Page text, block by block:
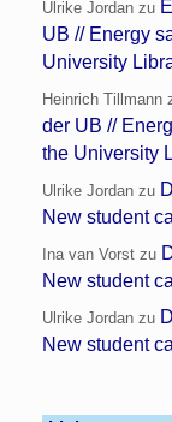
Ulrike Jordan zu
UB // Energy
University
Heinrich Tillmann
der UB //
the University
Ulrike Jordan zu
New student
Ina van Vorst zu
New student
Ulrike Jordan zu
New student